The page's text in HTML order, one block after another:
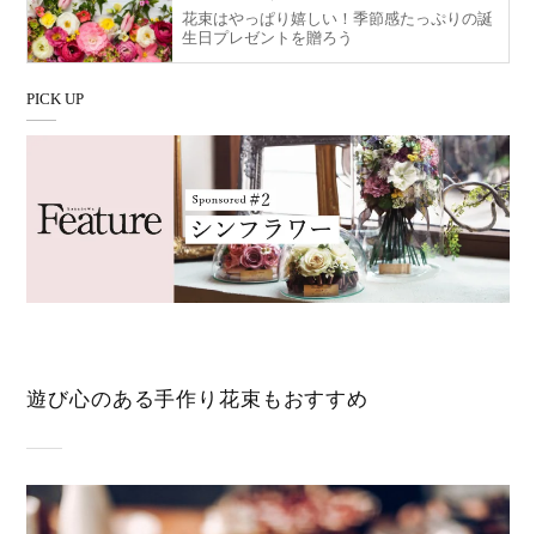
花束はやっぱり嬉しい！季節感たっぷりの誕
生日プレゼントを贈ろう
PICK UP
遊び心のある手作り花束もおすすめ